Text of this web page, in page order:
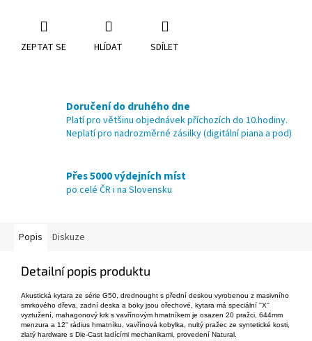
ZEPTAT SE HLÍDAT SDÍLET
Doručení do druhého dne
Platí pro většinu objednávek příchozích do 10.hodiny.
Neplatí pro nadrozměrné zásilky (digitální piana a pod)
Přes 5000 výdejních míst
po celé ČR i na Slovensku
Popis Diskuze
Detailní popis produktu
Akustická kytara ze série G50, drednought s přední deskou vyrobenou z masivního
smrkového dřeva, zadní deska a boky jsou ořechové, kytara má speciální ''X''
vyztužení, mahagonový krk s vavřínovým hmatníkem je osazen 20 pražci, 644mm
menzura a 12'' rádius hmatníku, vavřínová kobylka, nultý pražec ze syntetické kosti,
zlatý hardware s Die-Cast ladícími mechanikami, provedení Natural.